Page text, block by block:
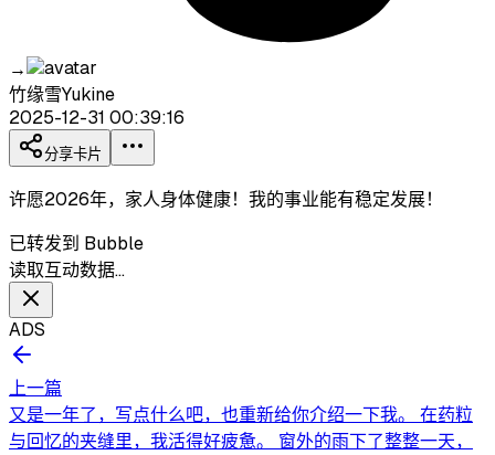
→
竹缘雪Yukine
2025-12-31 00:39:16
分享卡片
许愿2026年，家人身体健康！我的事业能有稳定发展！
已转发到 Bubble
读取互动数据…
ADS
上一篇
又是一年了，写点什么吧，也重新给你介绍一下我。 在药粒
与回忆的夹缝里，我活得好疲惫。 窗外的雨下了整整一天，